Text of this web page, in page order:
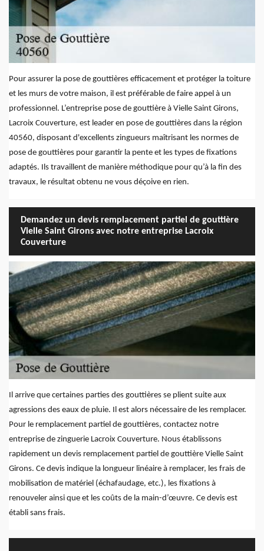
Pour assurer la pose de gouttières efficacement et protéger la toiture
et les murs de votre maison, il est préférable de faire appel à un
professionnel. L’entreprise pose de gouttière à Vielle Saint Girons,
Lacroix Couverture, est leader en pose de gouttières dans la région
40560, disposant d'excellents zingueurs maîtrisant les normes de
pose de gouttières pour garantir la pente et les types de fixations
adaptés. Ils travaillent de manière méthodique pour qu’à la fin des
travaux, le résultat obtenu ne vous déçoive en rien.
Demandez un devis remplacement partiel de gouttière
Vielle Saint Girons avec notre entreprise Lacroix
Couverture
Il arrive que certaines parties des gouttières se plient suite aux
agressions des eaux de pluie. Il est alors nécessaire de les remplacer.
Pour le remplacement partiel de gouttières, contactez notre
entreprise de zinguerie Lacroix Couverture. Nous établissons
rapidement un devis remplacement partiel de gouttière Vielle Saint
Girons. Ce devis indique la longueur linéaire à remplacer, les frais de
mobilisation de matériel (échafaudage, etc.), les fixations à
renouveler ainsi que et les coûts de la main-d’œuvre. Ce devis est
établi sans frais.